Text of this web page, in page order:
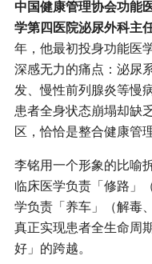
中国健康管理协会功能
学第四医院泌尿外科主
年，他最初投身功能医
深感无力的痛点：泌尿
发、慢性前列腺炎等慢
患者全身状态崩塌却缺
区，恰恰是整合健康管
李铭用一个形象的比喻
临床医学负责「修路」
学负责「养车」（解毒
真正实现患者全生命周
好」的跨越。